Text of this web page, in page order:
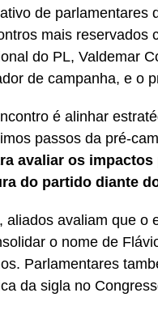
de parlamentares
mais reservados
do PL, Valdemar
de campanha, e o
é alinhar
passos da pré-
avaliar os
do partido diante
aliados avaliam que o
o nome de
Parlamentares
da sigla no